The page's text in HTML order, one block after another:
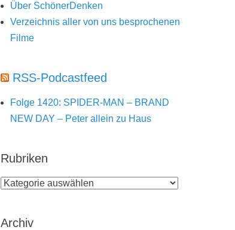
Über SchönerDenken
Verzeichnis aller von uns besprochenen
Filme
RSS-Podcastfeed
Folge 1420: SPIDER-MAN – BRAND
NEW DAY – Peter allein zu Haus
Rubriken
Rubriken
Archiv